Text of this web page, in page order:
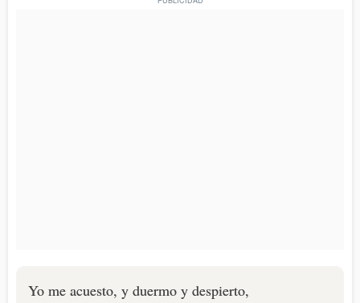
Yo me acuesto, y duermo y despierto,